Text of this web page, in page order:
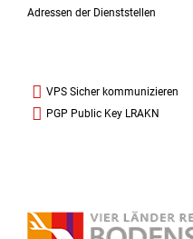
Adressen der Dienststellen
VPS Sicher kommunizieren
PGP Public Key LRAKN